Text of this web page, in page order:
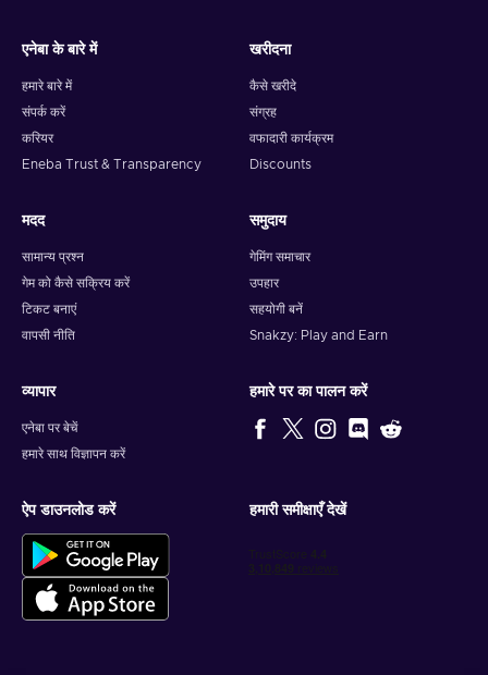
एनेबा के बारे में
हमारे बारे में
संपर्क करें
करियर
Eneba Trust & Transparency
खरीदना
कैसे खरीदे
संग्रह
वफादारी कार्यक्रम
Discounts
मदद
सामान्य प्रश्न
गेम को कैसे सक्रिय करें
टिकट बनाएं
वापसी नीति
समुदाय
गेमिंग समाचार
उपहार
सहयोगी बनें
Snakzy: Play and Earn
व्यापार
एनेबा पर बेचें
हमारे साथ विज्ञापन करें
हमारे पर का पालन करें
ऐप डाउनलोड करें हमारी समीक्षाएँ देखें